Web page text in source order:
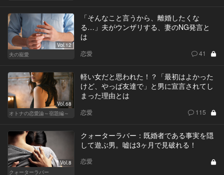
Vol.12
夫の寵愛
「そんなこと言うから、離婚したくな
る…」夫がウンザリする、妻のNG発言と
は
恋愛 41
Vol.68
オトナの恋愛論～宿題編～
軽い女だと思われた！？「最初はよかった
けど、やっぱ友達で」と男に宣言されてし
まった理由とは
恋愛 115
Vol.8
クォーターラバー
クォーターラバー：既婚者である事実を隠
して遊ぶ男。嘘は3ヶ月で見破れる！
恋愛